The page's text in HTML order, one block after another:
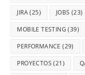
JIRA(25) JOBS (23)
MOBILE TESTING (39)
PERFORMANCE (29)
PROYECTOS (21)